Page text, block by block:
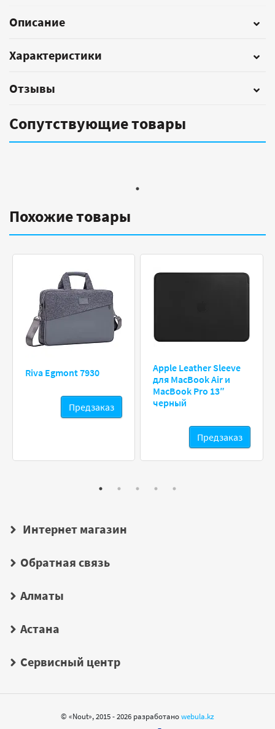
Описание
Характеристики
Отзывы
Сопутствующие товары
Похожие товары
Riva Egmont 7930
Предзаказ
Apple Leather Sleeve
для MacBook Air и
MacBook Pro 13″
черный
Предзаказ
Интернет магазин
Обратная связь
Алматы
Астана
Сервисный центр
© «Nout», 2015 - 2026 разработаноwebula.kz